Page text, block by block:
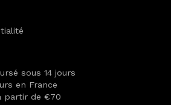
sous 14 jours
en France
partir de €70